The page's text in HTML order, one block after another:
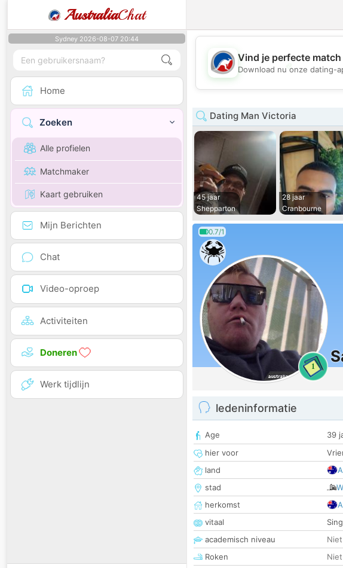
AustraliaChat
Sydney 2026-08-07 20:44
Home
Zoeken
Alle profielen
Matchmaker
Kaart gebruiken
Mijn Berichten
Chat
Video-oproep
Activiteiten
Doneren
Werk tijdlijn
💖
Vind je perfecte match
Download nu onze dating-
Dating Man Victoria
45 jaar
Shepparton
28 jaar
Cranbourne
0.7/1
1
ledeninformatie
Age
39
hier voor
land
stad
herkomst
vitaal
academisch niveau
Roken